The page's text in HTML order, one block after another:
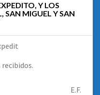
Y LOS
SAN MIGUEL Y SAN
E.F.